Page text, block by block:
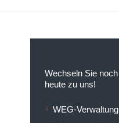
Wechseln Sie noch
heute zu uns!
WEG-Verwaltung